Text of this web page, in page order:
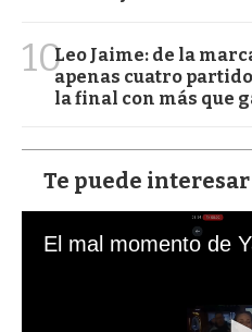
10Leo Jaime: de la
apenas cuatro
la final con más que
Te puede interesar